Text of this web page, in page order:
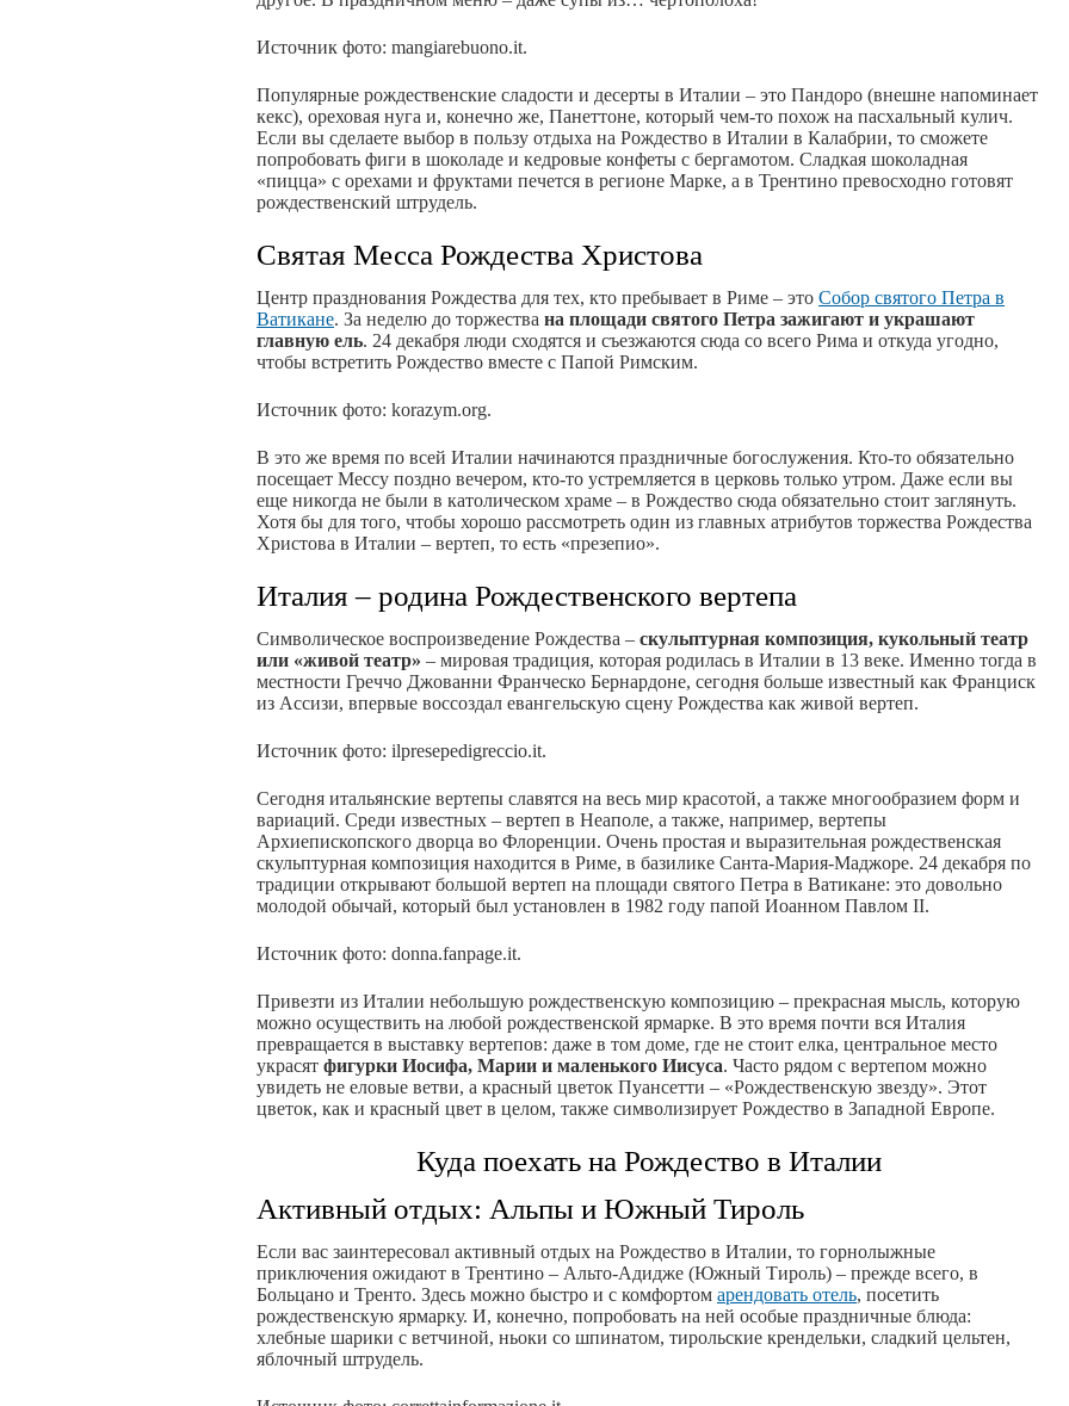
Источник фото: mangiarebuono.it.
Популярные рождественские сладости и десерты в Италии – это Пандоро (внешне напоминает
кекс), ореховая нуга и, конечно же, Панеттоне, который чем-то похож на пасхальный кулич.
Если вы сделаете выбор в пользу отдыха на Рождество в Италии в Калабрии, то сможете
попробовать фиги в шоколаде и кедровые конфеты с бергамотом. Сладкая шоколадная
«пицца» с орехами и фруктами печется в регионе Марке, а в Трентино превосходно готовят
рождественский штрудель.
Святая Месса Рождества Христова
Центр празднования Рождества для тех, кто пребывает в Риме – это Собор святого Петра в
Ватикане. За неделю до торжества на площади святого Петра зажигают и украшают
главную ель. 24 декабря люди сходятся и съезжаются сюда со всего Рима и откуда угодно,
чтобы встретить Рождество вместе с Папой Римским.
Источник фото: korazym.org.
В это же время по всей Италии начинаются праздничные богослужения. Кто-то обязательно
посещает Мессу поздно вечером, кто-то устремляется в церковь только утром. Даже если вы
еще никогда не были в католическом храме – в Рождество сюда обязательно стоит заглянуть.
Хотя бы для того, чтобы хорошо рассмотреть один из главных атрибутов торжества Рождества
Христова в Италии – вертеп, то есть «презепио».
Италия – родина Рождественского вертепа
Символическое воспроизведение Рождества – скульптурная композиция, кукольный театр
или «живой театр» – мировая традиция, которая родилась в Италии в 13 веке. Именно тогда в
местности Греччо Джованни Франческо Бернардоне, сегодня больше известный как Франциск
из Ассизи, впервые воссоздал евангельскую сцену Рождества как живой вертеп.
Источник фото: ilpresepedigreccio.it.
Сегодня итальянские вертепы славятся на весь мир красотой, а также многообразием форм и
вариаций. Среди известных – вертеп в Неаполе, а также, например, вертепы
Архиепископского дворца во Флоренции. Очень простая и выразительная рождественская
скульптурная композиция находится в Риме, в базилике Санта-Мария-Маджоре. 24 декабря по
традиции открывают большой вертеп на площади святого Петра в Ватикане: это довольно
молодой обычай, который был установлен в 1982 году папой Иоанном Павлом II.
Источник фото: donna.fanpage.it.
Привезти из Италии небольшую рождественскую композицию – прекрасная мысль, которую
можно осуществить на любой рождественской ярмарке. В это время почти вся Италия
превращается в выставку вертепов: даже в том доме, где не стоит елка, центральное место
украсят фигурки Иосифа, Марии и маленького Иисуса. Часто рядом с вертепом можно
увидеть не еловые ветви, а красный цветок Пуансетти – «Рождественскую звезду». Этот
цветок, как и красный цвет в целом, также символизирует Рождество в Западной Европе.
Куда поехать на Рождество в Италии
Активный отдых: Альпы и Южный Тироль
Если вас заинтересовал активный отдых на Рождество в Италии, то горнолыжные
приключения ожидают в Трентино – Альто-Адидже (Южный Тироль) – прежде всего, в
Больцано и Тренто. Здесь можно быстро и с комфортом арендовать отель, посетить
рождественскую ярмарку. И, конечно, попробовать на ней особые праздничные блюда:
хлебные шарики с ветчиной, ньоки со шпинатом, тирольские крендельки, сладкий цельтен,
яблочный штрудель.